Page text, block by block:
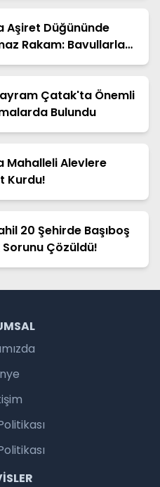
Aşiret Düğününde
Rakam: Bavullarla
Çatak'ta Önemli
Bulundu
Mahalleli Alevlere
Kurdu!
20 Şehirde Başıboş
Çözüldü!